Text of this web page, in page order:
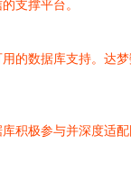
支撑平台。
的数据库支持。达
积极参与并深度适